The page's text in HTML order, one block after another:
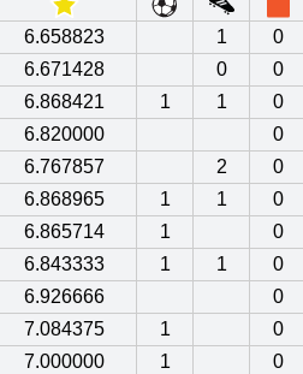
0
1
6.658823
0
0
6.671428
0
1
1
6.868421
0
6.820000
0
2
6.767857
0
1
1
6.868965
0
1
6.865714
0
1
1
6.843333
0
6.926666
0
1
7.084375
0
1
7.000000